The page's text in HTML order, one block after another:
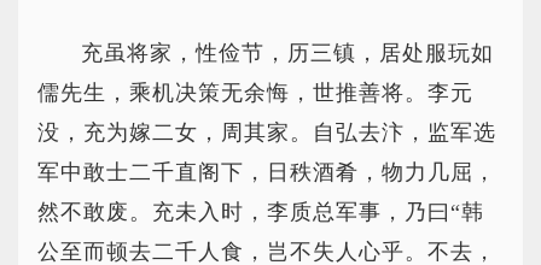
充虽将家，性俭节，历三镇，居处服玩如
儒先生，乘机决策无余悔，世推善将。李元
没，充为嫁二女，周其家。自弘去汴，监军选
军中敢士二千直阁下，日秩酒肴，物力几屈，
然不敢废。充未入时，李质总军事，乃曰“韩
公至而顿去二千人食，岂不失人心乎。不去，